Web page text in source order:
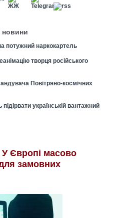
новини
потужний наркокартель
творця російського
Повітряно-космічних
українській вантажний
У Європі масово
замовних